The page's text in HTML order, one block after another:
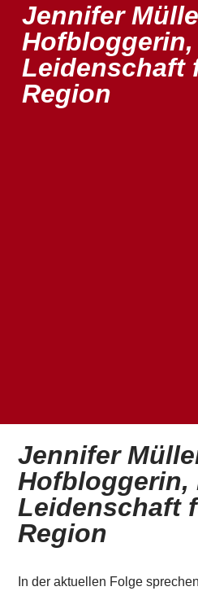
Jennifer
Leidenschaft
Region
Jennifer
Hofbloggerin,
Leidenschaft
Region
In der aktuellen Folge